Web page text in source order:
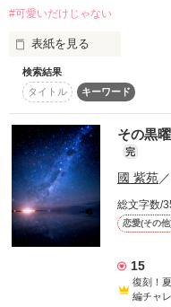
久保　幹人
「諦めろって。気持ちよ
副会長
日谷　高志
「こんな風になるのは星
かぐや姫の心を射止める
開始→’21/7/12
第一部　完→’21/09/20
第二部開始→ ’21/09/23
第二部　完→’22/01/30
×
藤王怜央（１７）
－ふじおう れお－
世の中に飽き飽きしてい
「なに、してるの？」
「早く、片付けて」
「一口食べて、不味かっ
この帝王さま、すごくわ
そんな生活が――
「雇ってあげるから、俺
ある日、急に変わってし
#可愛いだけじゃない
表紙を見る
ヤンキー高校で最強男子
憧れシチュエーションコ
🌸優秀賞受賞🌸
◇ ◇ ◇
高校２年生の春
私が転校した学校は……
検索結果
タイトル
キーワード
その黒
完
國 紫苑
総文字数/
恋愛(その他
15
復刻！
編チャ